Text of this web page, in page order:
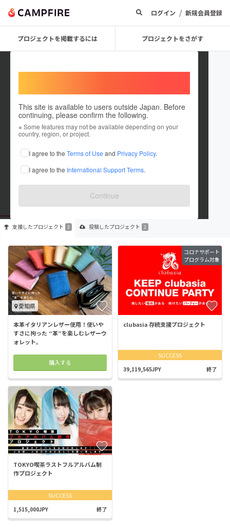
ログイン / 新規会員登録
プロジェクトを掲載するには プロジェクトをさがす
This site is available to users outside Japan. Before
continuing, please confirm the following.
※ Some features may not be available depending on your
country, region, or project.
I agree to the Terms of Use and Privacy Policy.
I agree to the International Support Terms.
Continue
GirlsProject運営事務局
これまでに3回支援して2件のプロジェクトを投稿しています
在住国：未設定
出身国：未設定
支援したプロジェクト 3 投稿したプロジェクト 2
愛知県
本革イタリアンレザー使用！使いや
すさに拘った “革”を楽しむレザーウ
ォレット。
購入する
コロナサポート
プログラム対象
clubasia 存続支援プロジェクト
SUCCESS
39,119,565JPY 終了
TOKYO喫茶ラストフルアルバム制
作プロジェクト
SUCCESS
1,515,000JPY 終了